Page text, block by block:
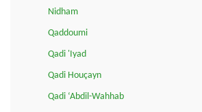
Nidham
Qaddoumi
Qadi 'Iyad
Qadi Houçayn
Qadi ‘Abdil-Wahhab